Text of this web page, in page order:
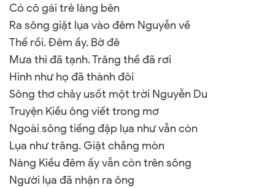
Có cô gái trẻ làng bên
Ra sông giặt lụa vào đêm Nguyễn về
Thế rồi. Đêm ấy. Bờ đê
Mưa thì đã tạnh. Trăng thề đã rơi
Hình như họ đã thành đôi
Sông thơ chảy usốt một trời Nguyễn Du
Truyện Kiều ông viết trong mơ
Ngoài sông tiếng đập lụa như vẫn còn
Lụa như trăng. Giặt chẳng mòn
Nàng Kiều đêm ấy vẫn còn trên sông
Người lụa đã nhận ra ông